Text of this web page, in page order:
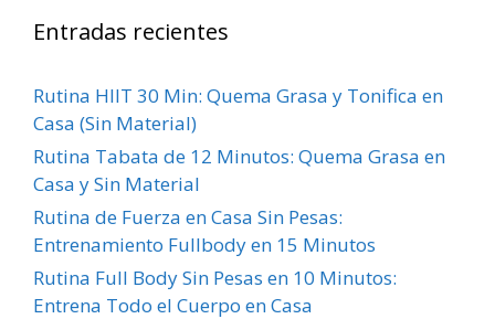
Entradas recientes
Rutina HIIT 30 Min: Quema Grasa y Tonifica en
Casa (Sin Material)
Rutina Tabata de 12 Minutos: Quema Grasa en
Casa y Sin Material
Rutina de Fuerza en Casa Sin Pesas:
Entrenamiento Fullbody en 15 Minutos
Rutina Full Body Sin Pesas en 10 Minutos:
Entrena Todo el Cuerpo en Casa